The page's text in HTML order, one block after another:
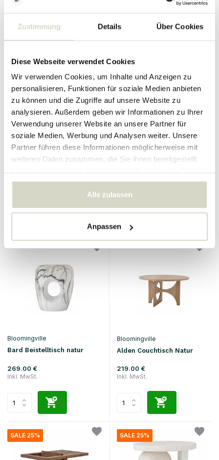
Zustimmung Details Über Cookies
Diese Webseite verwendet Cookies
Wir verwenden Cookies, um Inhalte und Anzeigen zu
personalisieren, Funktionen für soziale Medien anbieten
zu können und die Zugriffe auf unsere Website zu
analysieren. Außerdem geben wir Informationen zu Ihrer
Verwendung unserer Website an unsere Partner für
soziale Medien, Werbung und Analysen weiter. Unsere
Partner führen diese Informationen möglicherweise mit
weiteren Daten zusammen, die Sie ihnen bereitgestellt
gesammelt haben.
Alle zulassen
Anpassen
379.00 €
Bloomingville
Cher Beistelltisch rot
Inkl. MwSt.
• Auf Lager
Bloomingville
Bard Beistelltisch natur
269.00 €
Inkl. MwSt.
Bloomingville
Alden Couchtisch Natur
219.00 €
Inkl. MwSt.
SALE 25% SALE 25%